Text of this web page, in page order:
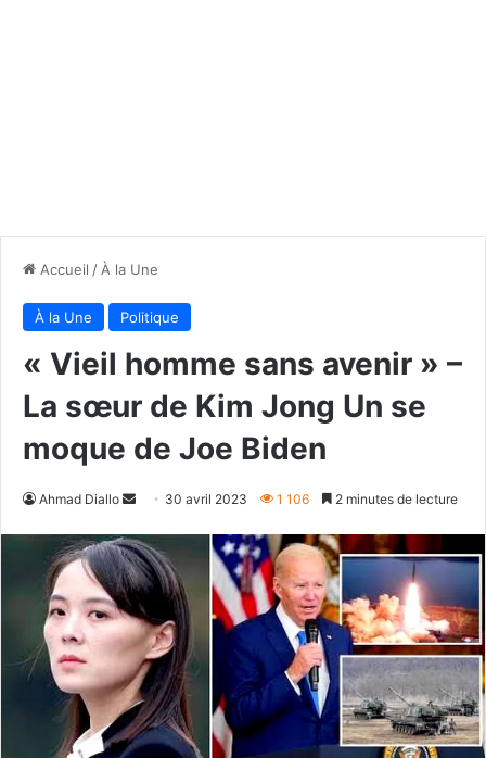
Accueil / À la Une
À la Une Politique
« Vieil homme sans avenir » –
La sœur de Kim Jong Un se
moque de Joe Biden
Ahmad Diallo
Envoyer
courriel
30 avril 2023 1 106 2 minutes de lecture